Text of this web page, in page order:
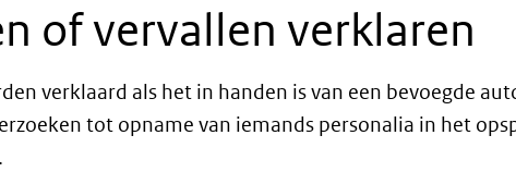
of vervallen verklaren
verklaard als het in handen is van een bevoegde
tot opname van iemands personalia in het